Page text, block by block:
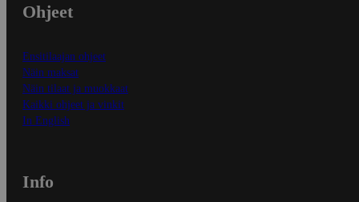
Ohjeet
Ensitilaajan ohjeet
Näin maksat
Näin tilaat ja muokkaat
Kaikki ohjeet ja vinkit
In English
Info